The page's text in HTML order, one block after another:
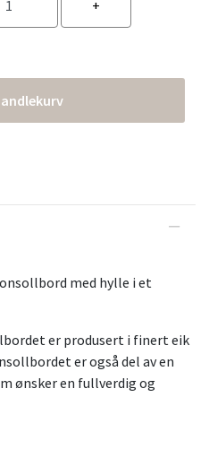
med hylle i et
er produsert i finert eik
er også del av en
ønsker en fullverdig og